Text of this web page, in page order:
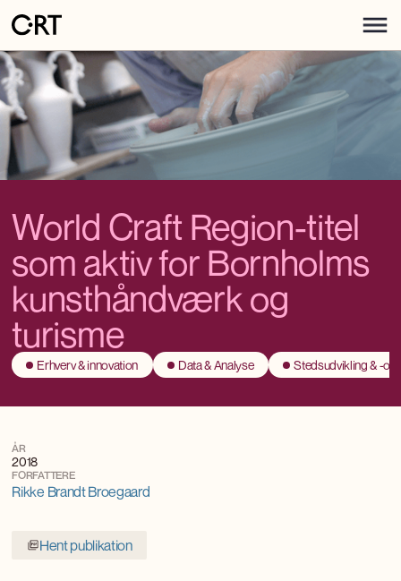
World Craft Region-titel
som aktiv for Bornholms
kunsthåndværk og
turisme
Erhverv & innovation Data & Analyse Stedsudvikling & -
ÅR
2018
FORFATTERE
Rikke Brandt Broegaard
Hent publikation